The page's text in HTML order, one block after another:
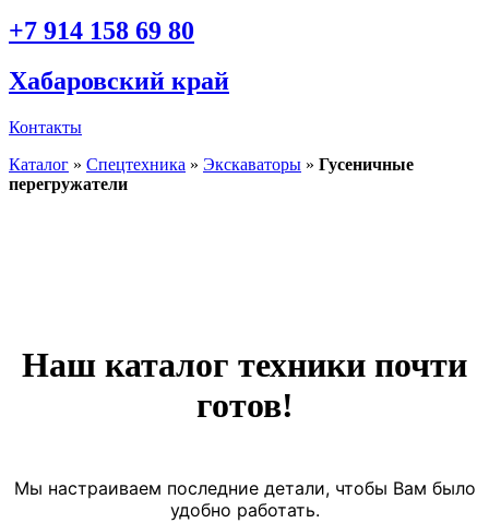
+7 914 158 69 80
Хабаровский край
Контакты
Каталог » Спецтехника » Экскаваторы » Гусеничные
перегружатели
Наш каталог техники почти
готов!
Мы настраиваем последние детали, чтобы Вам было
удобно работать.